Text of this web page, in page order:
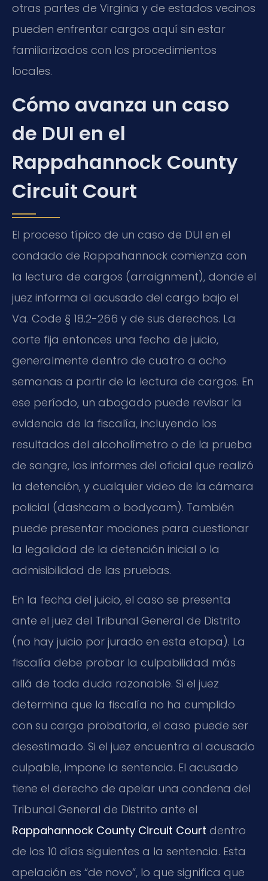
otras partes de Virginia y de estados vecinos
pueden enfrentar cargos aquí sin estar
familiarizados con los procedimientos
locales.
Cómo avanza un caso
de DUI en el
Rappahannock County
Circuit Court
El proceso típico de un caso de DUI en el
condado de Rappahannock comienza con
la lectura de cargos (arraignment), donde el
juez informa al acusado del cargo bajo el
Va. Code § 18.2-266 y de sus derechos. La
corte fija entonces una fecha de juicio,
generalmente dentro de cuatro a ocho
semanas a partir de la lectura de cargos. En
ese período, un abogado puede revisar la
evidencia de la fiscalía, incluyendo los
resultados del alcoholímetro o de la prueba
de sangre, los informes del oficial que realizó
la detención, y cualquier video de la cámara
policial (dashcam o bodycam). También
puede presentar mociones para cuestionar
la legalidad de la detención inicial o la
admisibilidad de las pruebas.
En la fecha del juicio, el caso se presenta
ante el juez del Tribunal General de Distrito
(no hay juicio por jurado en esta etapa). La
fiscalía debe probar la culpabilidad más
allá de toda duda razonable. Si el juez
determina que la fiscalía no ha cumplido
con su carga probatoria, el caso puede ser
desestimado. Si el juez encuentra al acusado
culpable, impone la sentencia. El acusado
tiene el derecho de apelar una condena del
Tribunal General de Distrito ante el
Rappahannock County Circuit Court dentro
de los 10 días siguientes a la sentencia. Esta
apelación es “de novo”, lo que significa que